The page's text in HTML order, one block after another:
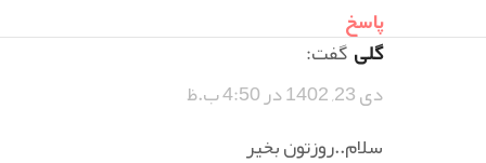
پاسخ
گلیگفت:
دی 23, 1402 در 4:50 ب.ظ
سلام..روزتون بخیر